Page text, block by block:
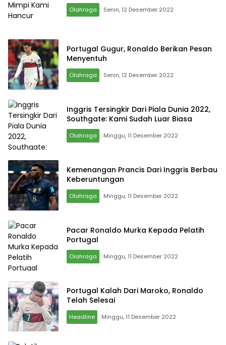
Olahraga Senin, 12 Desember 2022
Portugal Gugur, Ronaldo Berikan Pesan
Menyentuh
Olahraga Senin, 12 Desember 2022
Inggris Tersingkir Dari Piala Dunia 2022,
Southgate: Kami Sudah Luar Biasa
Olahraga Minggu, 11 Desember 2022
Kemenangan Prancis Dari Inggris Berbau
Keberuntungan
Olahraga Minggu, 11 Desember 2022
Pacar Ronaldo Murka Kepada Pelatih
Portugal
Olahraga Minggu, 11 Desember 2022
Portugal Kalah Dari Maroko, Ronaldo
Telah Selesai
Headline Minggu, 11 Desember 2022